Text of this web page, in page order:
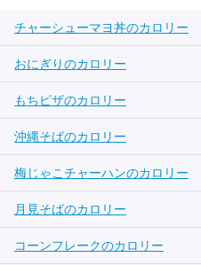
チャーシューマヨ丼のカロリー
おにぎりのカロリー
もちピザのカロリー
沖縄そばのカロリー
梅じゃこチャーハンのカロリー
月見そばのカロリー
コーンフレークのカロリー